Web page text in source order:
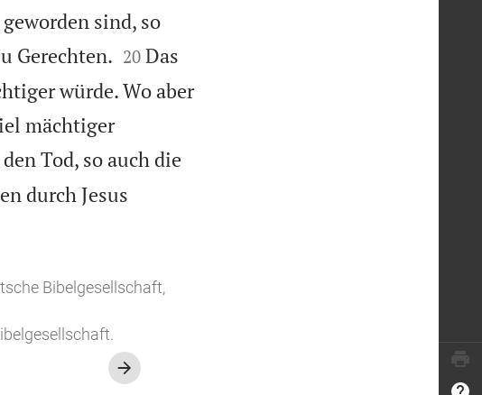
sind, so
Gerechten.
20 Das
würde. Wo aber
mächtiger
Tod, so auch die
durch Jesus
Bibelgesellschaft,